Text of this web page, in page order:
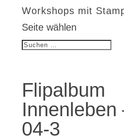
Workshops mit
Seite wählen
Flipalbum
Innenleben
04-3